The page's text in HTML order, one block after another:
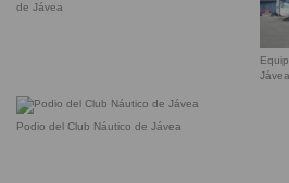
de Jávea
Jávea
Podio del Club Náutico de Jávea